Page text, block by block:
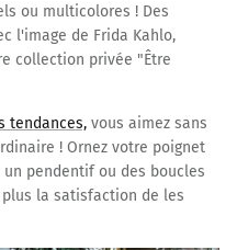
ou multicolores ! Des
l'image de Frida Kahlo,
collection privée "Être
tendances, vous aimez sans
! Ornez votre poignet
pendentif ou des boucles
la satisfaction de les